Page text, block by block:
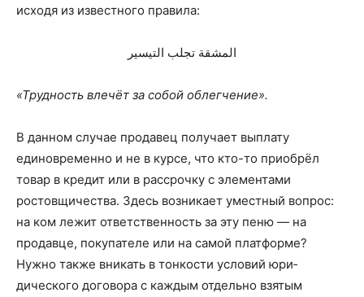
исходя из известного правила:
المشقة تجلب التيسير
«Трудность влечёт за собой облегчение».
В данном случае продавец получает выплату
единовременно и не в курсе, что кто-то приобрёл
товар в кредит или в рассрочку с элементами
ростовщичества. Здесь возника­ет уместный вопрос:
на ком лежит ответственность за эту пеню — на
продавце, покупателе или на самой платформе?
Нужно также вникать в тонкости условий юри­
дического договора с каждым отдельно взятым